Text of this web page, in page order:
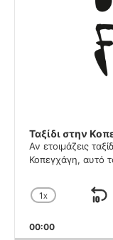
Ταξίδι στην
Αν ετοιμάζεις
Κοπεγχάγη, αυτό
CHANGE
RATE
1X
00:00